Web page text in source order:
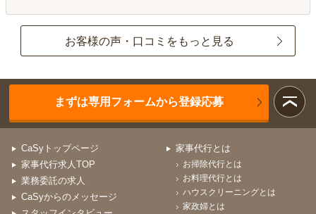
お客様の声・口コミをもっと見る
まずは専用フォームから登録応募
CaSyトップページ
家事代行求人TOP
業務委託の求人
CaSyからのメッセージ
家事代行とは
お掃除代行とは
お料理代行とは
ハウスクリーニングとは
家政婦とは